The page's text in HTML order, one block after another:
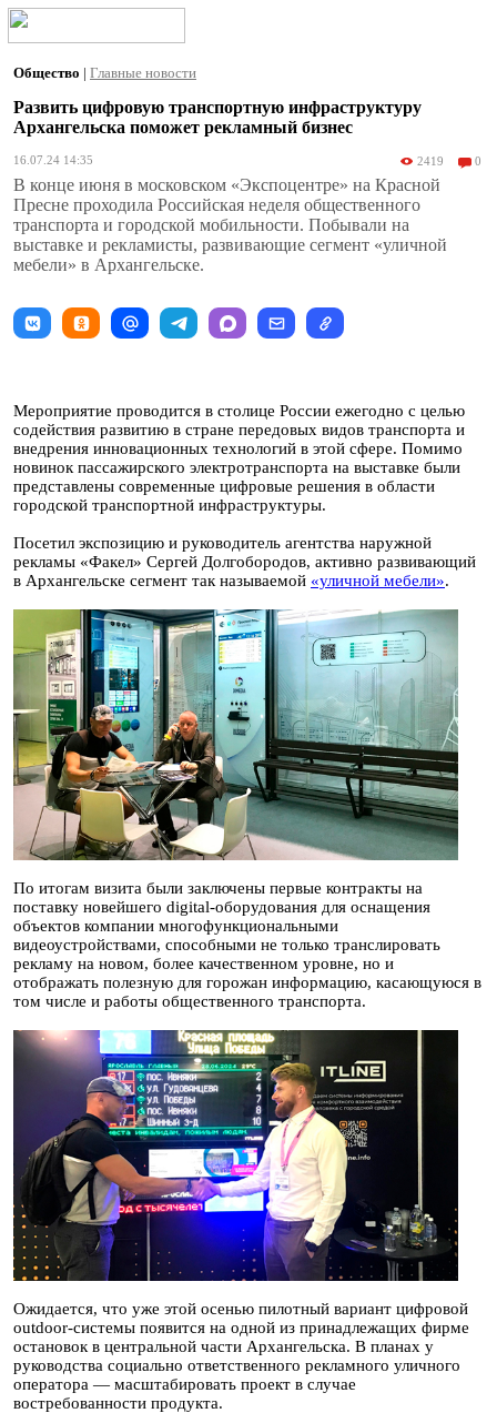
Общество | Главные новости
Развить цифровую транспортную инфраструктуру
Архангельска поможет рекламный бизнес
16.07.24 14:35 2419 0
В конце июня в московском «Экспоцентре» на Красной
Пресне проходила Российская неделя общественного
транспорта и городской мобильности. Побывали на
выставке и рекламисты, развивающие сегмент «уличной
мебели» в Архангельске.
Мероприятие проводится в столице России ежегодно с целью
содействия развитию в стране передовых видов транспорта и
внедрения инновационных технологий в этой сфере. Помимо
новинок пассажирского электротранспорта на выставке были
представлены современные цифровые решения в области
городской транспортной инфраструктуры.
Посетил экспозицию и руководитель агентства наружной
рекламы «Факел» Сергей Долгобородов, активно развивающий
в Архангельске сегмент так называемой «уличной мебели».
По итогам визита были заключены первые контракты на
поставку новейшего digital-оборудования для оснащения
объектов компании многофункциональными
видеоустройствами, способными не только транслировать
рекламу на новом, более качественном уровне, но и
отображать полезную для горожан информацию, касающуюся в
том числе и работы общественного транспорта.
Ожидается, что уже этой осенью пилотный вариант цифровой
outdoor-системы появится на одной из принадлежащих фирме
остановок в центральной части Архангельска. В планах у
руководства социально ответственного рекламного уличного
оператора — масштабировать проект в случае
востребованности продукта.